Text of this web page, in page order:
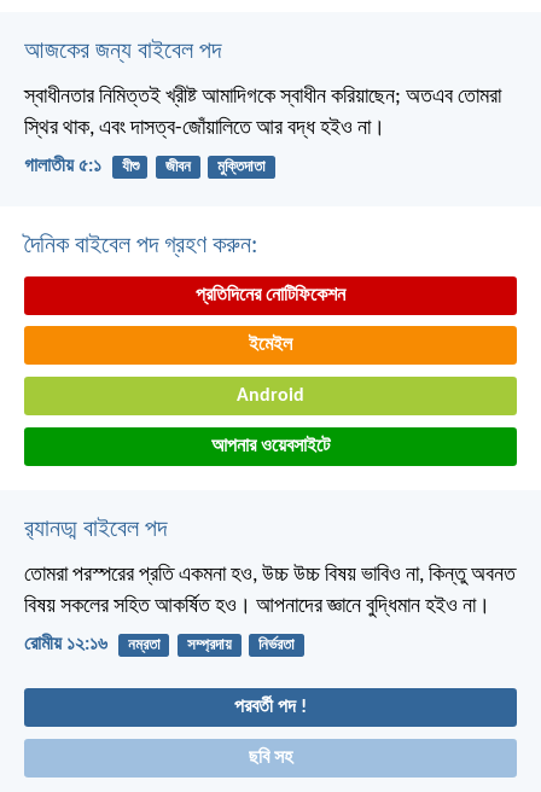
আজকের জন্য বাইবেল পদ
স্বাধীনতার নিমিত্তই খ্রীষ্ট আমাদিগকে স্বাধীন করিয়াছেন; অতএব তোমরা
স্থির থাক, এবং দাসত্ব-জোঁয়ালিতে আর বদ্ধ হইও না।
গালাতীয় ৫:১ যীশু জীবন মুক্তিদাতা
দৈনিক বাইবেল পদ গ্রহণ করুন:
প্রতিদিনের নোটিফিকেশন
ইমেইল
Android
আপনার ওয়েবসাইটে
র‌্যানড্ম বাইবেল পদ
তোমরা পরস্পরের প্রতি একমনা হও, উচ্চ উচ্চ বিষয় ভাবিও না, কিন্তু অবনত
বিষয় সকলের সহিত আকর্ষিত হও। আপনাদের জ্ঞানে বুদ্ধিমান হইও না।
রোমীয় ১২:১৬ নম্রতা সম্প্রদায় নির্ভরতা
পরবর্তী পদ !
ছবি সহ